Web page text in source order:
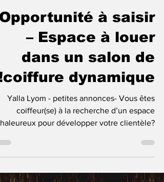
يللا اليوم
5 يونيو 2025
1 دقيقة قراءة
à saisir
– Espace à louer
dans un salon de
coiffure dynamique!
Yalla Lyom - petites annonces- Vous êtes
coiffeur(se) à la recherche d’un espace